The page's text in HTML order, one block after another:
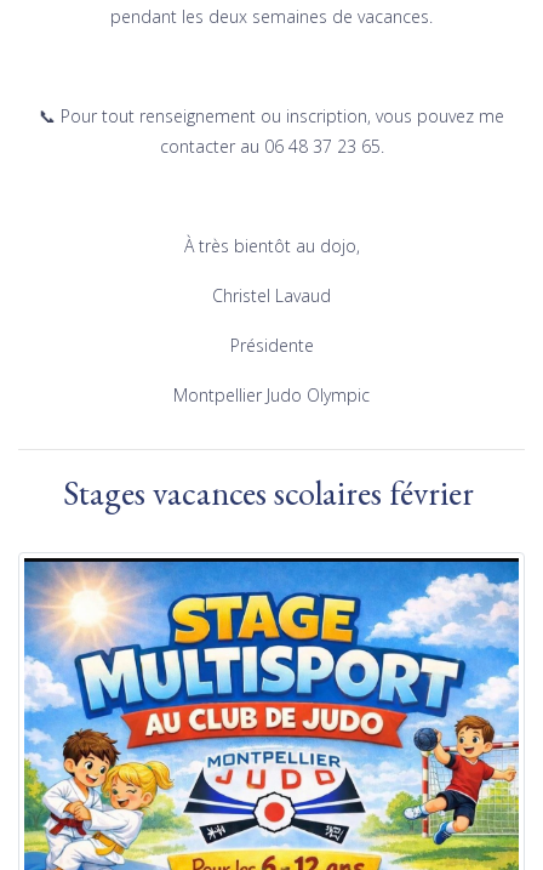
pendant les deux semaines de vacances.
📞 Pour tout renseignement ou inscription, vous pouvez me
contacter au 06 48 37 23 65.
À très bientôt au dojo,
Christel Lavaud
Présidente
Montpellier Judo Olympic
Stages vacances scolaires février